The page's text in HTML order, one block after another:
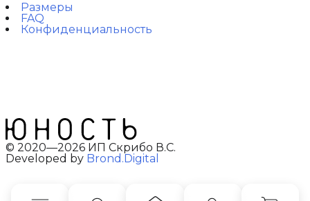
Размеры
FAQ
Конфиденциальность
© 2020—2026 ИП Скрибо В.С.
Developed by Brond.Digital